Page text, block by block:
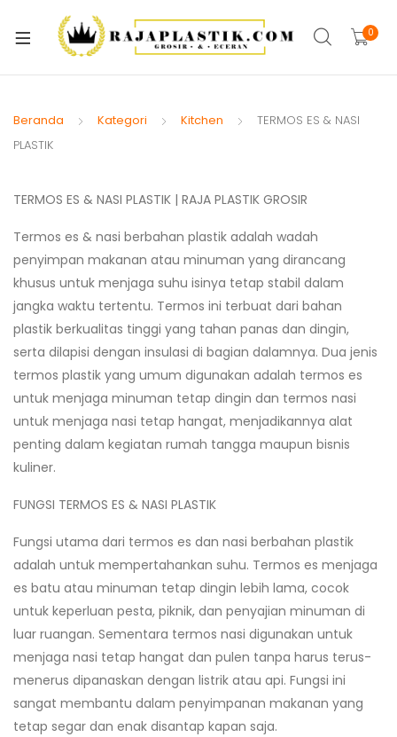
0
Beranda Kategori Kitchen
TERMOS ES & NASI
PLASTIK
TERMOS ES & NASI PLASTIK | RAJA PLASTIK GROSIR
Termos es & nasi berbahan plastik adalah wadah
penyimpan makanan atau minuman yang dirancang
khusus untuk menjaga suhu isinya tetap stabil dalam
jangka waktu tertentu. Termos ini terbuat dari bahan
plastik berkualitas tinggi yang tahan panas dan dingin,
serta dilapisi dengan insulasi di bagian dalamnya. Dua jenis
termos plastik yang umum digunakan adalah termos es
untuk menjaga minuman tetap dingin dan termos nasi
untuk menjaga nasi tetap hangat, menjadikannya alat
penting dalam kegiatan rumah tangga maupun bisnis
kuliner.
FUNGSI TERMOS ES & NASI PLASTIK
Fungsi utama dari termos es dan nasi berbahan plastik
adalah untuk mempertahankan suhu. Termos es menjaga
es batu atau minuman tetap dingin lebih lama, cocok
untuk keperluan pesta, piknik, dan penyajian minuman di
luar ruangan. Sementara termos nasi digunakan untuk
menjaga nasi tetap hangat dan pulen tanpa harus terus-
menerus dipanaskan dengan listrik atau api. Fungsi ini
sangat membantu dalam penyimpanan makanan yang
tetap segar dan enak disantap kapan saja.